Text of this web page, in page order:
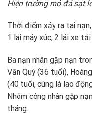
Hiện trường mỏ đá sạt
Thời điểm xảy ra tai
1 lái máy xúc, 2 lái xe
Ba nạn nhân gặp nạn
Văn Quý (36 tuổi),
(40 tuổi, cùng là lao
Nhóm công nhân gặp
tháng.